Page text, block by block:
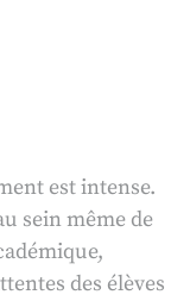
est intense.
sein même de
des élèves